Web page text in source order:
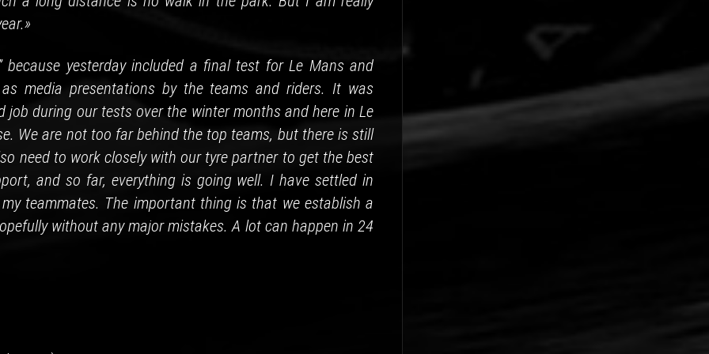
because yesterday included a final test for Le Mans and
media presentations by the teams and riders. It was
job during our tests over the winter months and here in Le
We are not too far behind the top teams, but there is still
need to work closely with our tyre partner to get the best
and so far, everything is going well. I have settled in
teammates. The important thing is that we establish a
without any major mistakes. A lot can happen in 24